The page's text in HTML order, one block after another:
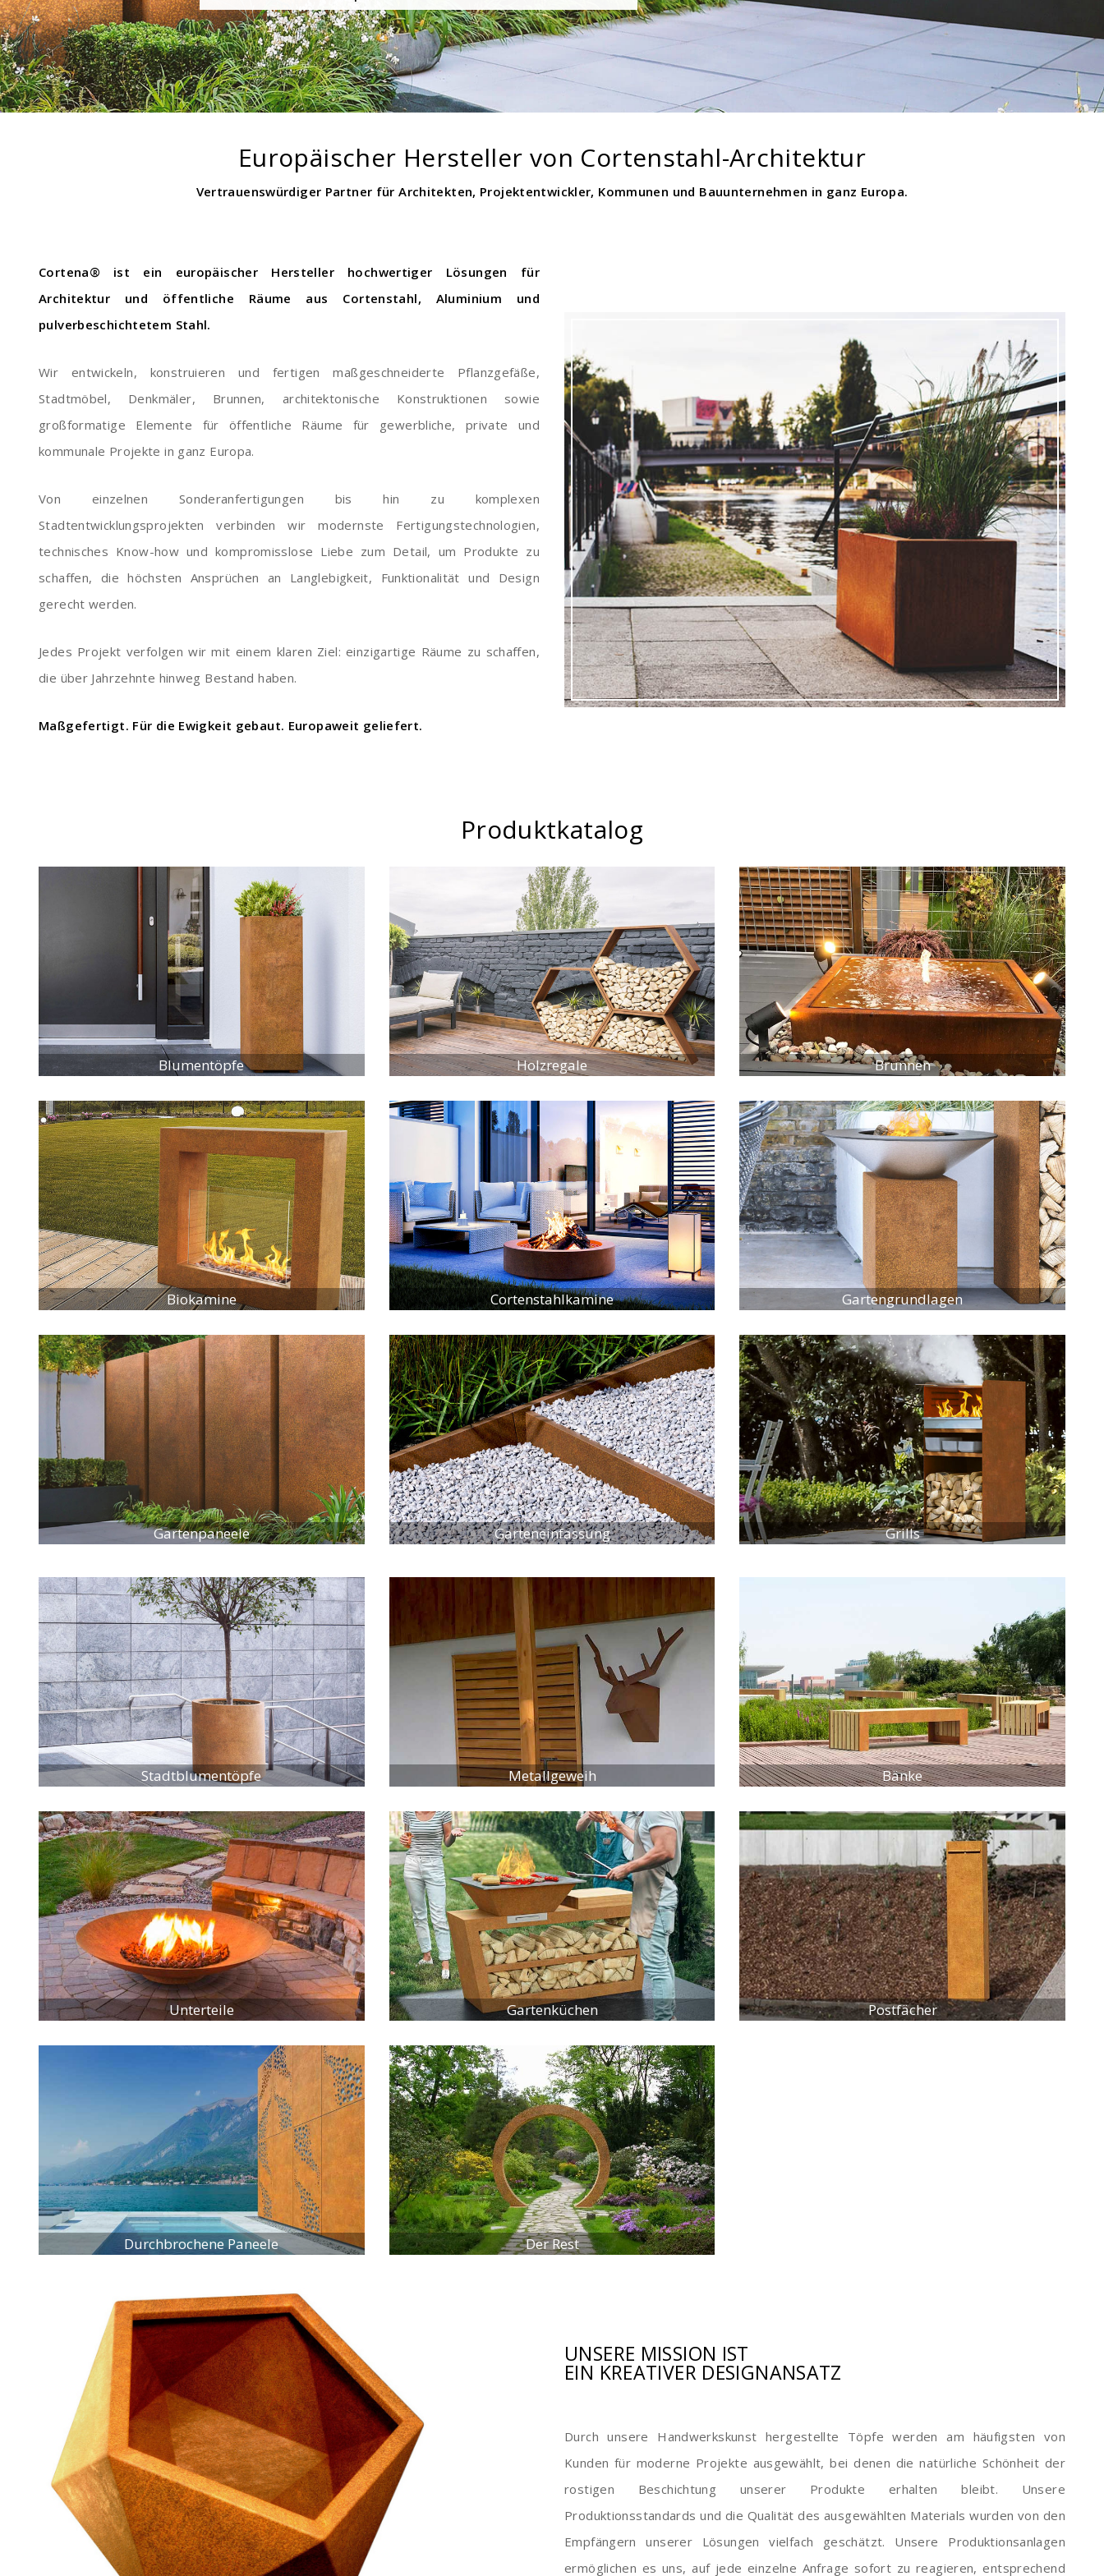
Europäischer Hersteller von Cortenstahl-Architektur
Vertrauenswürdiger Partner für Architekten, Projektentwickler, Kommunen und Bauunternehmen in ganz Europa.
Cortena® ist ein europäischer Hersteller hochwertiger Lösungen für
Architektur und öffentliche Räume aus Cortenstahl, Aluminium und
pulverbeschichtetem Stahl.
Wir entwickeln, konstruieren und fertigen maßgeschneiderte Pflanzgefäße,
Stadtmöbel, Denkmäler, Brunnen, architektonische Konstruktionen sowie
großformatige Elemente für öffentliche Räume für gewerbliche, private und
kommunale Projekte in ganz Europa.
Von einzelnen Sonderanfertigungen bis hin zu komplexen
Stadtentwicklungsprojekten verbinden wir modernste Fertigungstechnologien,
technisches Know-how und kompromisslose Liebe zum Detail, um Produkte zu
schaffen, die höchsten Ansprüchen an Langlebigkeit, Funktionalität und Design
gerecht werden.
Jedes Projekt verfolgen wir mit einem klaren Ziel: einzigartige Räume zu schaffen,
die über Jahrzehnte hinweg Bestand haben.
Maßgefertigt. Für die Ewigkeit gebaut. Europaweit geliefert.
Produktkatalog
Blumentöpfe Holzregale Brunnen
Biokamine Cortenstahlkamine Gartengrundlagen
Gartenpaneele Garteneinfassung Grills
Stadtblumentöpfe Metallgeweih Bänke
Unterteile Gartenküchen Postfächer
Durchbrochene Paneele Der Rest
UNSERE MISSION IST
EIN KREATIVER DESIGNANSATZ
Durch unsere Handwerkskunst hergestellte Töpfe werden am häufigsten von
Kunden für moderne Projekte ausgewählt, bei denen die natürliche Schönheit der
rostigen Beschichtung unserer Produkte erhalten bleibt. Unsere
Produktionsstandards und die Qualität des ausgewählten Materials wurden von den
Empfängern unserer Lösungen vielfach geschätzt. Unsere Produktionsanlagen
ermöglichen es uns, auf jede einzelne Anfrage sofort zu reagieren, entsprechend